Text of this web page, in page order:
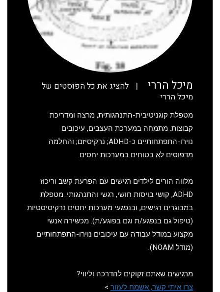
מיכל הררי |
להציג את כל הפוסטים של
מיכל הררי
מטפלת קוגניטיבית-התנהגותית, מרצה ומדריכת
קבוצות. מתמחה במערכת העצבים, עיכובים
נוירו-התפתחותיים כ-ADHD; נרקיסיזם; והחלמה
מדפוסים לא בטוחים במערכות יחסים.
מלווה הורים לילדים רגישים עם הפרעת קשב וריכוז
ADHD, קושי בויסות חושי, רגשי והתנהגותי. מטפלת
במבוגרים רגישים, ובנפגעי מערכות יחסים נרקיסיסטיות
(טיפול גם בנפגע/ת וגם בפוגע/ת). מכשירה אנשי
מקצוע במודל עבודה עם עיכובים נוירו-התפתחותיים
(מודל NOAM).
מרגישים שאתם זקוקים להדרכה וליווי?
צרו איתי קשר, אשמח לעזור>